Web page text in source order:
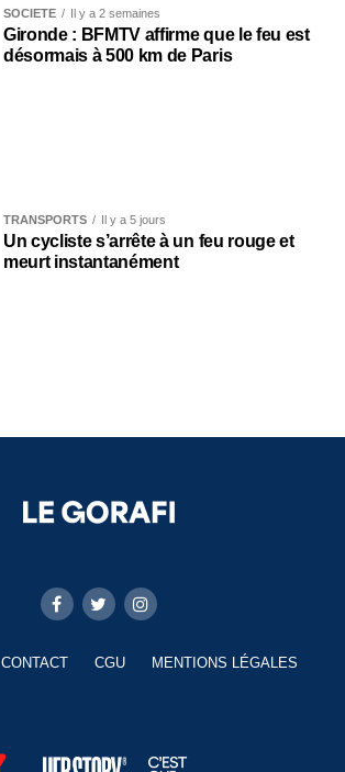
SOCIÉTÉ Il y a 2 semaines
Gironde : BFMTV affirme que le feu est
désormais à 500 km de Paris
TRANSPORTS Il y a 5 jours
Un cycliste s’arrête à un feu rouge et
meurt instantanément
CONTACT CGU MENTIONS LÉGALES